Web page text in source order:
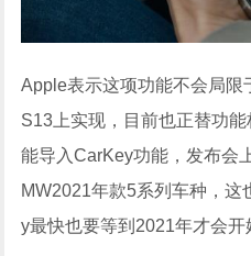
Apple表示这项功能不会局
S13上实现，目前也正替功
能导入CarKey功能，发布会
MW2021年款5系列车种，
y最快也要等到2021年才会开